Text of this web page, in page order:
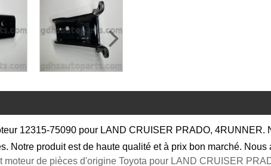
12315-75090 pour LAND CRUISER PRADO,
Notre produit est de haute qualité et à prix bon marché.
de pièces d'origine Toyota pour LAND CRUISER